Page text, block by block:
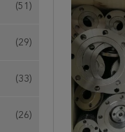
(51)
(29)
(33)
(26)